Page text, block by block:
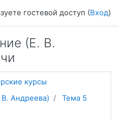
гостевой доступ (Вход)
(Е. В.
курсы
Андреева)
Тема 5